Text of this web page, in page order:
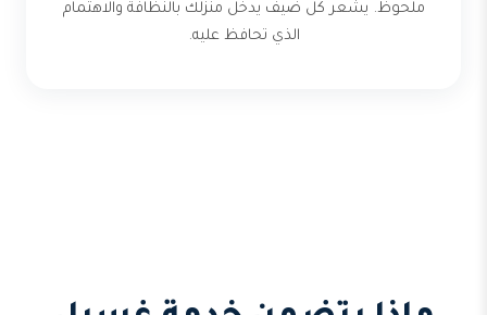
ملحوظ. يشعر كل ضيف يدخل منزلك بالنظافة والاهتمام
الذي تحافظ عليه.